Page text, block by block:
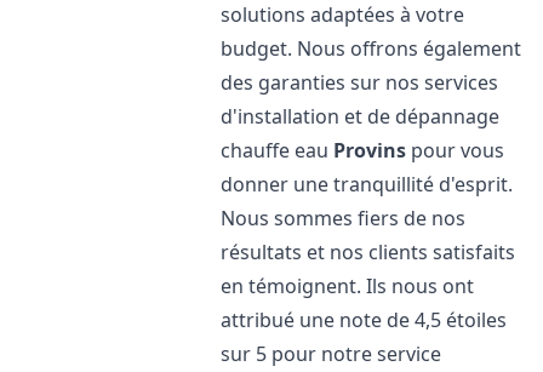
solutions adaptées à votre
budget. Nous offrons également
des garanties sur nos services
d'installation et de dépannage
chauffe eau Provins pour vous
donner une tranquillité d'esprit.
Nous sommes fiers de nos
résultats et nos clients satisfaits
en témoignent. Ils nous ont
attribué une note de 4,5 étoiles
sur 5 pour notre service